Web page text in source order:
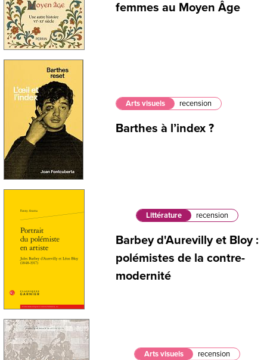
femmes au Moyen Âge
Arts visuels recension
Barthes à l’index ?
Littérature recension
Barbey d'Aurevilly et Bloy :
polémistes de la contre-
modernité
Arts visuels recension